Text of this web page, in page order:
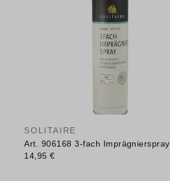
SOLITAIRE
Art. 906168 3-fach Imprägnierspray
14,95 €